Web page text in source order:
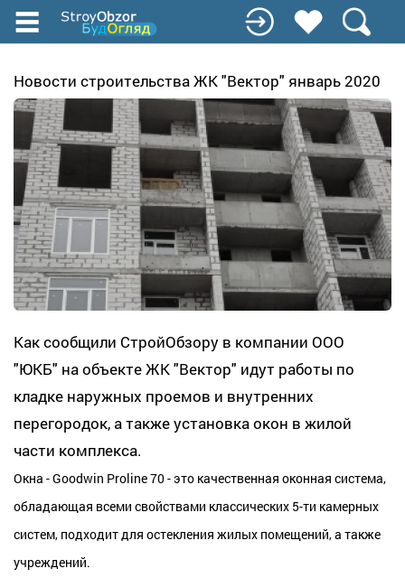
Перейти
содержанию
Новости строительства ЖК "Вектор" январь 2020
Как сообщили СтройОбзору в компании ООО
"ЮКБ" на объектеЖК "Вектор" идут работы по
кладке наружных проемов и внутренних
перегородок, а также установка окон в жилой
части комплекса.
Окна - Goodwin Proline 70 - это качественная оконная система,
обладающая всеми свойствами классических 5-ти камерных
систем, подходит для остекления жилых помещений, а также
учреждений.